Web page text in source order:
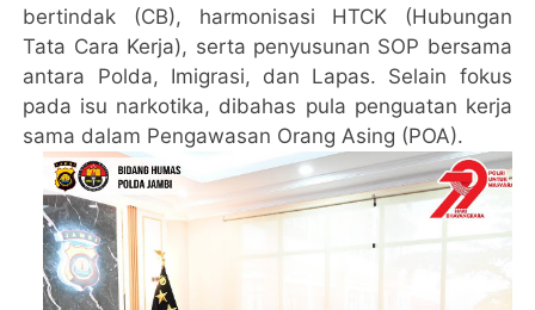
bertindak (CB), harmonisasi HTCK (Hubungan
Tata Cara Kerja), serta penyusunan SOP bersama
antara Polda, Imigrasi, dan Lapas. Selain fokus
pada isu narkotika, dibahas pula penguatan kerja
sama dalam Pengawasan Orang Asing (POA).